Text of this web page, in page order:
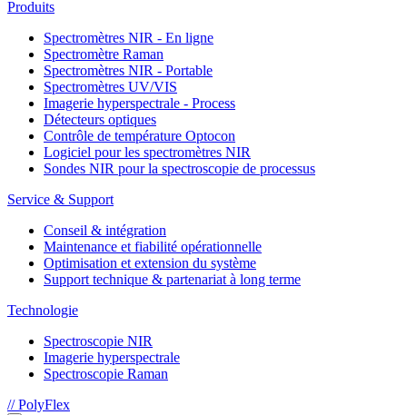
Produits
Spectromètres NIR - En ligne
Spectromètre Raman
Spectromètres NIR - Portable
Spectromètres UV/VIS
Imagerie hyperspectrale - Process
Détecteurs optiques
Contrôle de température Optocon
Logiciel pour les spectromètres NIR
Sondes NIR pour la spectroscopie de processus
Service & Support
Conseil & intégration
Maintenance et fiabilité opérationnelle
Optimisation et extension du système
Support technique & partenariat à long terme
Technologie
Spectroscopie NIR
Imagerie hyperspectrale
Spectroscopie Raman
// PolyFlex